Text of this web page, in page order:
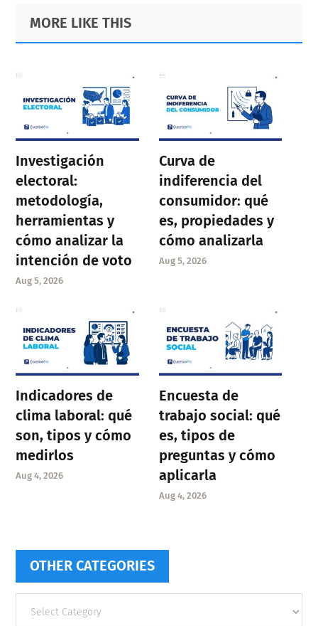
Primary
Sidebar
Footer
MORE LIKE THIS
Investigación
electoral:
metodología,
herramientas y
cómo analizar la
intención de voto
Aug 5, 2026
Curva de
indiferencia del
consumidor: qué
es, propiedades y
cómo analizarla
Aug 5, 2026
Indicadores de
clima laboral: qué
son, tipos y cómo
medirlos
Aug 4, 2026
Encuesta de
trabajo social: qué
es, tipos de
preguntas y cómo
aplicarla
Aug 4, 2026
OTHER CATEGORIES
categories